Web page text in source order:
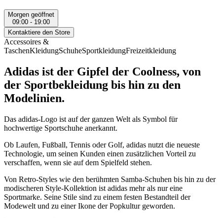
Morgen geöffnet
09:00 - 19:00
Kontaktiere den Store
Accessoires &
TaschenKleidungSchuheSportkleidungFreizeitkleidung
Adidas ist der Gipfel der Coolness, von
der Sportbekleidung bis hin zu den
Modelinien.
Das adidas-Logo ist auf der ganzen Welt als Symbol für
hochwertige Sportschuhe anerkannt.
Ob Laufen, Fußball, Tennis oder Golf, adidas nutzt die neueste
Technologie, um seinen Kunden einen zusätzlichen Vorteil zu
verschaffen, wenn sie auf dem Spielfeld stehen.
Von Retro-Styles wie den berühmten Samba-Schuhen bis hin zu der
modischeren Style-Kollektion ist adidas mehr als nur eine
Sportmarke. Seine Stile sind zu einem festen Bestandteil der
Modewelt und zu einer Ikone der Popkultur geworden.